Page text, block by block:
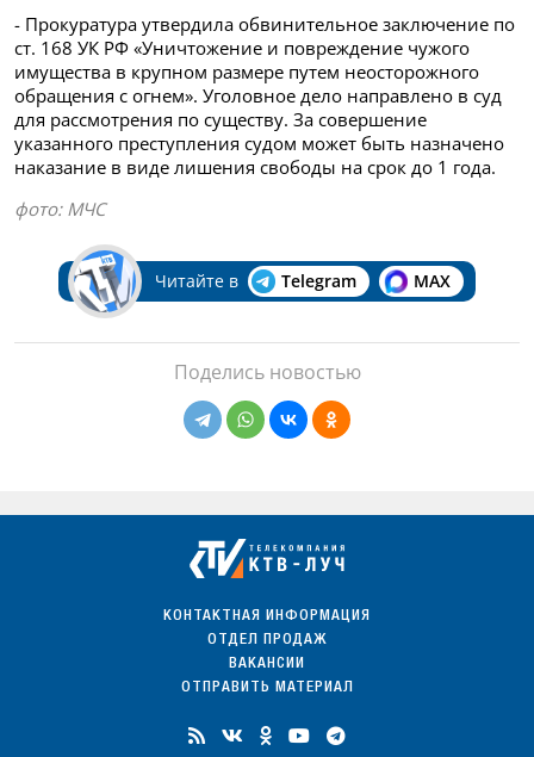
- Прокуратура утвердила обвинительное заключение по
ст. 168 УК РФ «Уничтожение и повреждение чужого
имущества в крупном размере путем неосторожного
обращения с огнем». Уголовное дело направлено в суд
для рассмотрения по существу. За совершение
указанного преступления судом может быть назначено
наказание в виде лишения свободы на срок до 1 года.
фото: МЧС
Читайте в Telegram MAX
Поделись новостью
КОНТАКТНАЯ ИНФОРМАЦИЯ
ОТДЕЛ ПРОДАЖ
ВАКАНСИИ
ОТПРАВИТЬ МАТЕРИАЛ